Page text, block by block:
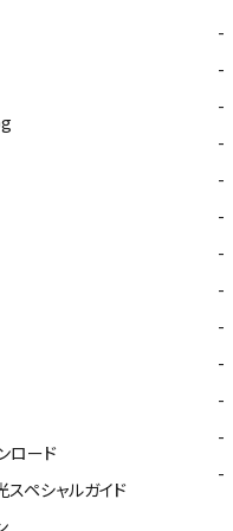
ロード
ペシャルガイド